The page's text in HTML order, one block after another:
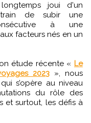
de subir une
à une
facteurs nés en un
étude récente « Le
2023 », nous
s’opère au niveau
du rôle des
et surtout, les défis à